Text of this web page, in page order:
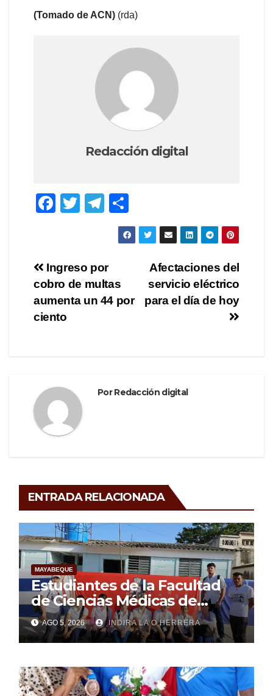
(Tomado de ACN) (rda)
Redacción digital
F
e
b
o
o
T
er
T
el
gr
a
m
o
m
tir
Navegación
de
entradas
Afectaciones del
servicio eléctrico
para el día de hoy
Ingreso por
cobro de multas
aumenta un 44 por
ciento
PorRedacción digital
ENTRADA RELACIONADA
MAYABEQUE
Estudiantes de la Facultad
de Ciencias Médicas de
Mayabeque realizan
pesquisa
AGO 5, 2026 INDIRA LA O HERRERA